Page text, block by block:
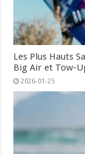
Les Plus Hauts
Big Air et Tow-
2026-01-25